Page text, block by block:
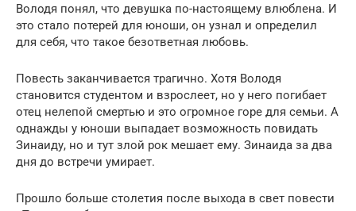
Володя понял, что девушка по-настоящему влюблена. И
это стало потерей для юноши, он узнал и определил
для себя, что такое безответная любовь.
Повесть заканчивается трагично. Хотя Володя
становится студентом и взрослеет, но у него погибает
отец нелепой смертью и это огромное горе для семьи. А
однажды у юноши выпадает возможность повидать
Зинаиду, но и тут злой рок мешает ему. Зинаида за два
дня до встречи умирает.
Прошло больше столетия после выхода в свет повести